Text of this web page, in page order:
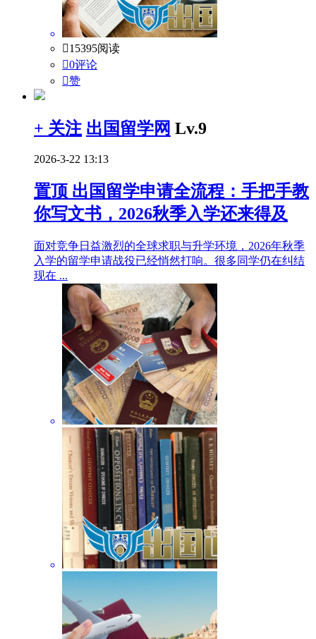
15395阅读
0评论
赞
+ 关注 出国留学网 Lv.9
2026-3-22 13:13
置顶 出国留学申请全流程：手把手教
你写文书，2026秋季入学还来得及
面对竞争日益激烈的全球求职与升学环境，2026年秋季
入学的留学申请战役已经悄然打响。很多同学仍在纠结
现在 ...